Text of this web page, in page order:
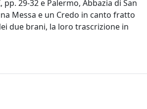
29-32 e Palermo, Abbazia di San
Messa e un Credo in canto fratto
due brani, la loro trascrizione in